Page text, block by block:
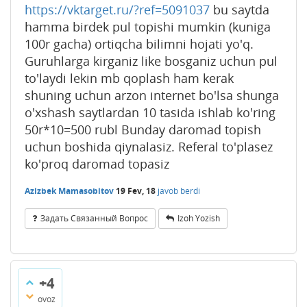
https://vktarget.ru/?ref=5091037 bu saytda
hamma birdek pul topishi mumkin (kuniga
100r gacha) ortiqcha bilimni hojati yo'q.
Guruhlarga kirganiz like bosganiz uchun pul
to'laydi lekin mb qoplash ham kerak
shuning uchun arzon internet bo'lsa shunga
o'xshash saytlardan 10 tasida ishlab ko'ring
50r*10=500 rubl Bunday daromad topish
uchun boshida qiynalasiz. Referal to'plasez
ko'proq daromad topasiz
Azizbek Mamasobitov 19 Fev, 18 javob berdi
Задать Связанный Вопрос Izoh Yozish
+4
ovoz